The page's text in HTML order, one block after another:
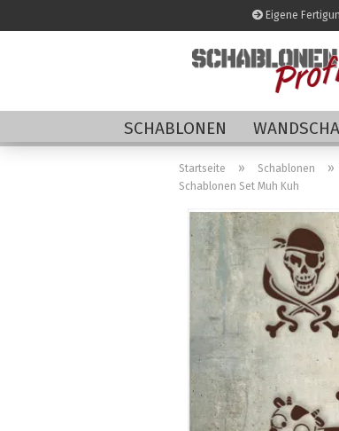
Eigene
SCHABLONEN
Startseite » Schablonen »
Schablonen Set Muh Kuh